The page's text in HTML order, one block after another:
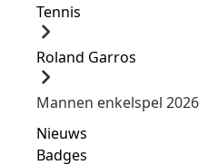
Tennis
Roland Garros
Mannen enkelspel 2026
Nieuws
Badges